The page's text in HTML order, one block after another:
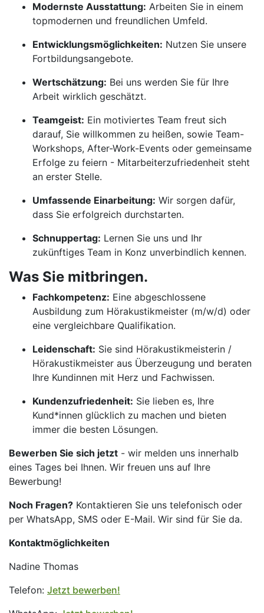
Modernste Ausstattung: Arbeiten Sie in einem
topmodernen und freundlichen Umfeld.
Entwicklungsmöglichkeiten: Nutzen Sie unsere
Fortbildungsangebote.
Wertschätzung: Bei uns werden Sie für Ihre
Arbeit wirklich geschätzt.
Teamgeist: Ein motiviertes Team freut sich
darauf, Sie willkommen zu heißen, sowie Team-
Workshops, After-Work-Events oder gemeinsame
Erfolge zu feiern - Mitarbeiterzufriedenheit steht
an erster Stelle.
Umfassende Einarbeitung: Wir sorgen dafür,
dass Sie erfolgreich durchstarten.
Schnuppertag: Lernen Sie uns und Ihr
zukünftiges Team in Konz unverbindlich kennen.
Was Sie mitbringen.
Fachkompetenz: Eine abgeschlossene
Ausbildung zum Hörakustikmeister (m/w/d) oder
eine vergleichbare Qualifikation.
Leidenschaft: Sie sind Hörakustikmeisterin /
Hörakustikmeister aus Überzeugung und beraten
Ihre Kundinnen mit Herz und Fachwissen.
Kundenzufriedenheit: Sie lieben es, Ihre
Kund*innen glücklich zu machen und bieten
immer die besten Lösungen.
Bewerben Sie sich jetzt - wir melden uns innerhalb
eines Tages bei Ihnen. Wir freuen uns auf Ihre
Bewerbung!
Noch Fragen? Kontaktieren Sie uns telefonisch oder
per WhatsApp, SMS oder E-Mail. Wir sind für Sie da.
Kontaktmöglichkeiten
Nadine Thomas
Telefon: Jetzt bewerben!